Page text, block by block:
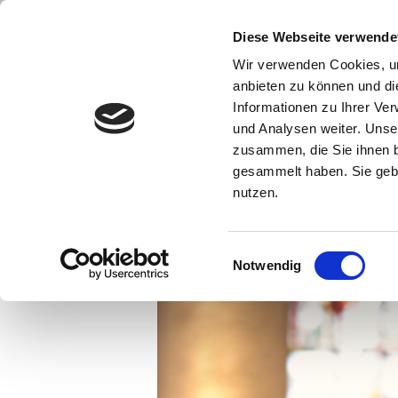
Diese Webseite
Wir verwenden Cookies,
anbieten zu können und
Informationen zu Ihrer
und Analysen weiter.
zusammen, die Sie ihnen
gesammelt haben. Sie
nutzen.
Notwendig
LÖSUNGEN